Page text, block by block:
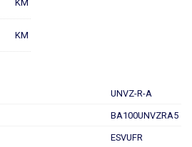
KM
KM
UNVZ-R-A
BA100UNVZRA5
ESVUFR